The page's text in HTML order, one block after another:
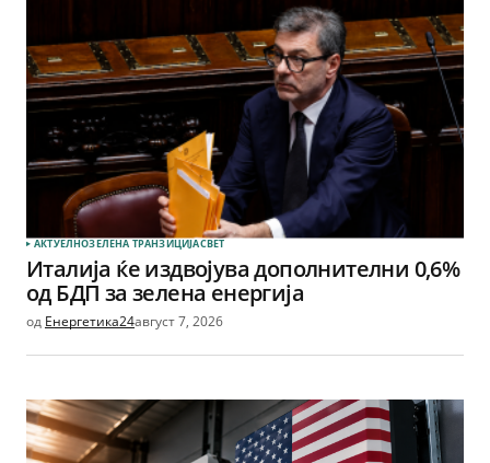
АКТУЕЛНОЗЕЛЕНА ТРАНЗИЦИЈАСВЕТ
Италија ќе издвојува дополнителни 0,6%
од БДП за зелена енергија
од Енергетика24август 7, 2026